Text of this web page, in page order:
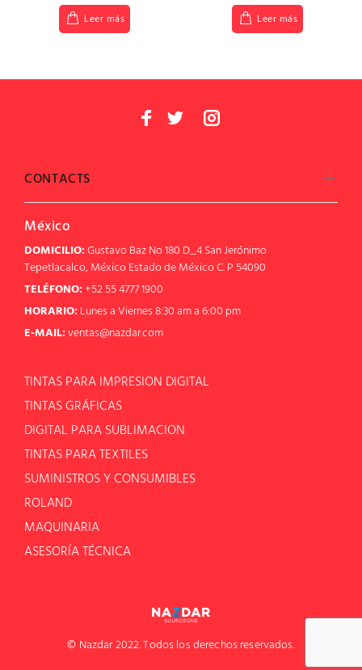
Leer más Leer más
CONTACTS
México
DOMICILIO:Gustavo Baz No 180 D_4 San Jerónimo
Tepetlacalco, México Estado de México C. P 54090
TELÉFONO:+52 55 4777 1900
HORARIO: Lunes a Viernes 8:30 am a 6:00 pm
E-MAIL:ventas@nazdar.com
TINTAS PARA IMPRESION DIGITAL
TINTAS GRÁFICAS
DIGITAL PARA SUBLIMACION
TINTAS PARA TEXTILES
SUMINISTROS Y CONSUMIBLES
ROLAND
MAQUINARIA
ASESORÍA TÉCNICA
© Nazdar 2022. Todos los derechos reservados.